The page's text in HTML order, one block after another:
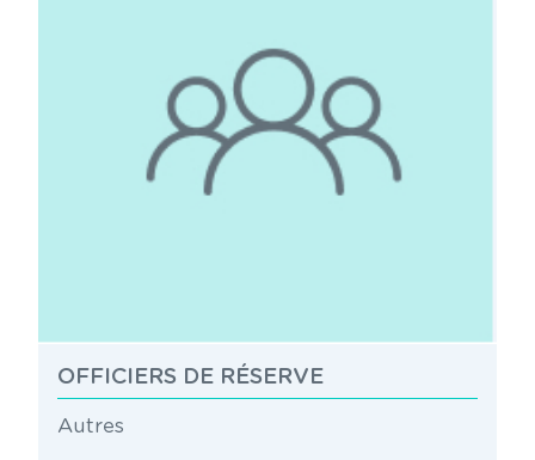
OFFICIERS DE RÉSERVE
Autres